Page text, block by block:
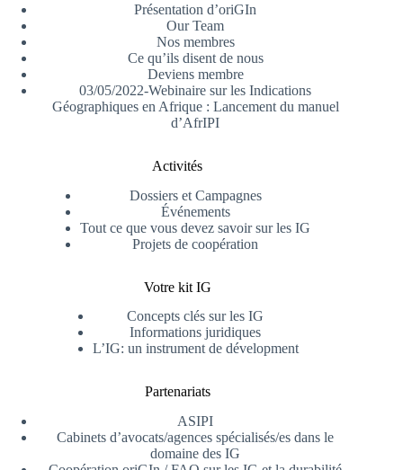
Présentation d’oriGIn
Our Team
Nos membres
Ce qu’ils disent de nous
Deviens membre
03/05/2022-Webinaire sur les Indications
Géographiques en Afrique : Lancement du manuel
d’AfrIPI
Activités
Dossiers et Campagnes
Événements
Tout ce que vous devez savoir sur les IG
Projets de coopération
Votre kit IG
Concepts clés sur les IG
Informations juridiques
L’IG: un instrument de dévelopment
Partenariats
ASIPI
Cabinets d’avocats/agences spécialisés/es dans le
domaine des IG